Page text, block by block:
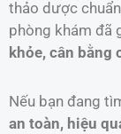
thảo dược
phòng khám đã
khỏe, cân bằng
Nếu bạn đang
an toàn, hiệu